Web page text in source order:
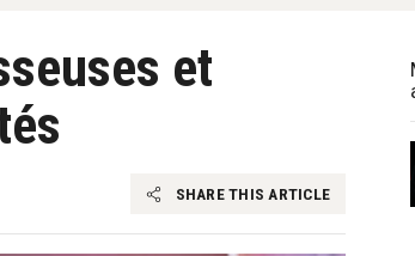
et
SHARE THIS ARTICLE